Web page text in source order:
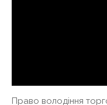
Право володіння